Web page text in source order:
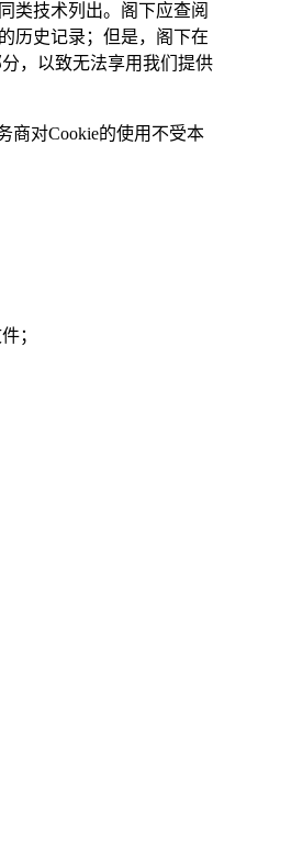
类技术列出。阁下应查阅
历史记录；但是，阁下在
，以致无法享用我们提供
商对Cookie的使用不受本
；